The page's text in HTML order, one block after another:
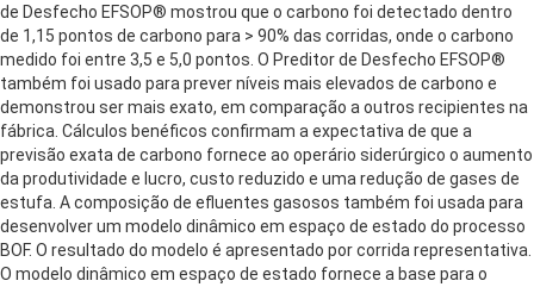
de Desfecho EFSOP® mostrou que o carbono foi detectado dentro
de 1,15 pontos de carbono para > 90% das corridas, onde o carbono
medido foi entre 3,5 e 5,0 pontos. O Preditor de Desfecho EFSOP®
também foi usado para prever níveis mais elevados de carbono e
demonstrou ser mais exato, em comparação a outros recipientes na
fábrica. Cálculos benéficos confirmam a expectativa de que a
previsão exata de carbono fornece ao operário siderúrgico o aumento
da produtividade e lucro, custo reduzido e uma redução de gases de
estufa. A composição de efluentes gasosos também foi usada para
desenvolver um modelo dinâmico em espaço de estado do processo
BOF. O resultado do modelo é apresentado por corrida representativa.
O modelo dinâmico em espaço de estado fornece a base para o